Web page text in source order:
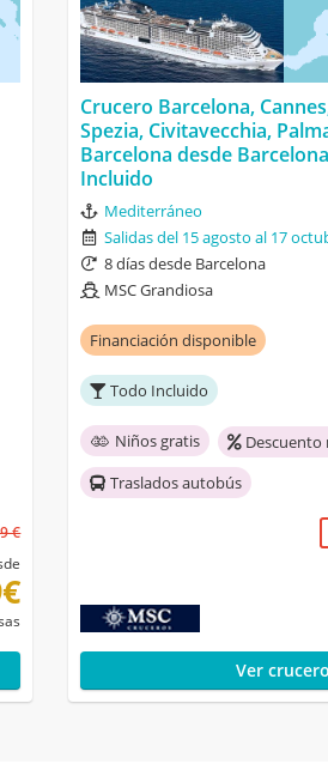
€
Crucero Barcelona,
Spezia, Civitavecchia,
Barcelona desde
Incluido
Mediterráneo
Salidas del 15 agosto al 17
8 días desde Barcelona
MSC Grandiosa
Financiación disponible
Todo Incluido
Niños gratis
Descuento
Traslados autobús
Ver crucero